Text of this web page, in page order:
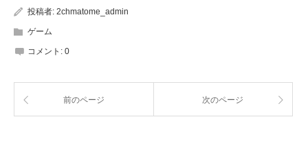
投稿者: 2chmatome_admin
ゲーム
コメント: 0
前のページ 次のページ